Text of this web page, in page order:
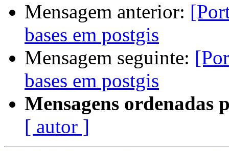
Mensagem anterior:
bases em postgis
Mensagem seguinte:
bases em postgis
Mensagens ordenadas
[ autor ]